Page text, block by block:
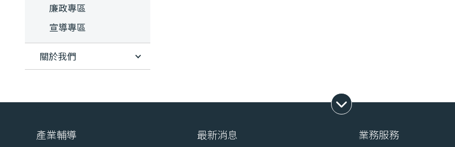
廉政專區
宣導專區
關於我們
展開子選單
產業輔導 最新消息 業務服務